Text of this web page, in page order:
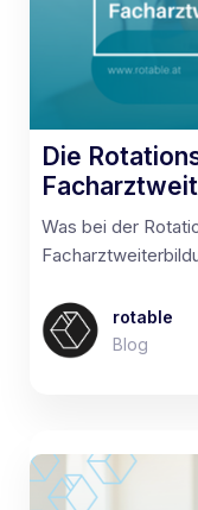
Die
Was bei der
rotable
Blog